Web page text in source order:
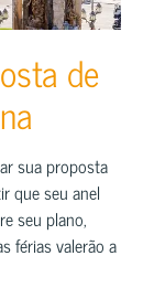
de
sua proposta
que seu anel
seu plano,
férias valerão a